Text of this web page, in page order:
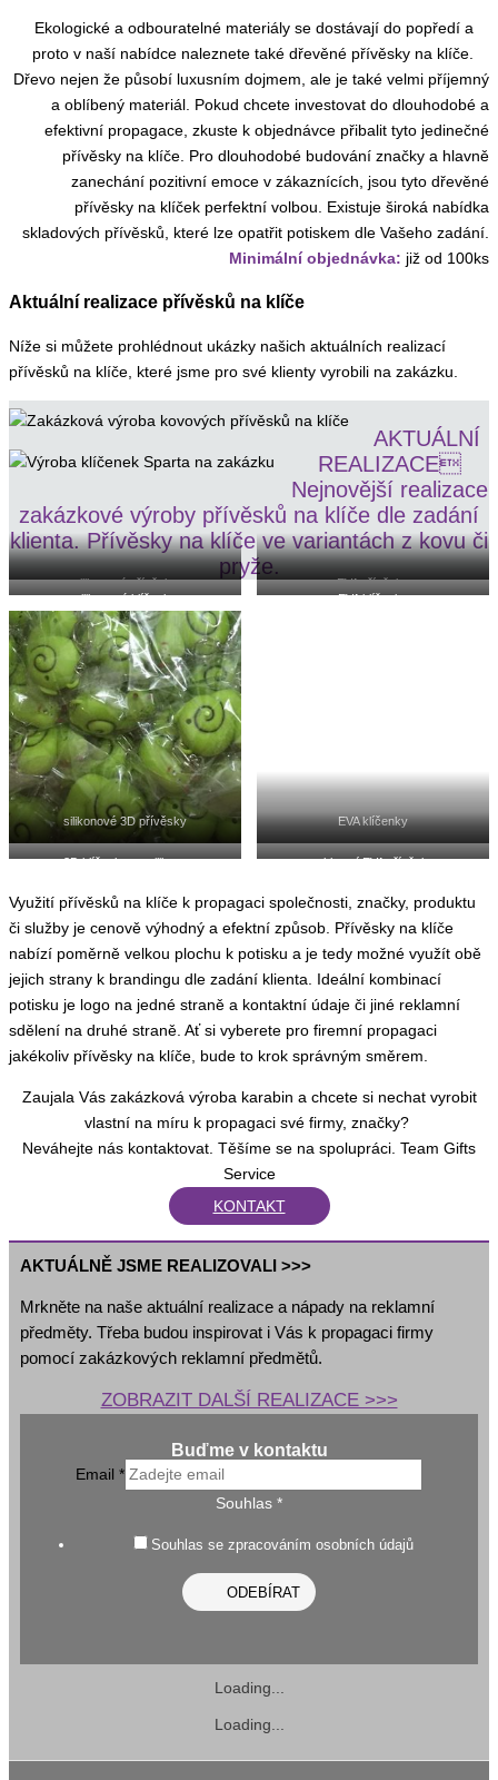
Ekologické a odbouratelné materiály se dostávají do popředí a
proto v naší nabídce naleznete také dřevěné přívěsky na klíče.
Dřevo nejen že působí luxusním dojmem, ale je také velmi příjemný
a oblíbený materiál. Pokud chcete investovat do dlouhodobé a
efektivní propagace, zkuste k objednávce přibalit tyto jedinečné
přívěsky na klíče. Pro dlouhodobé budování značky a hlavně
zanechání pozitivní emoce v zákaznících, jsou tyto dřevěné
přívěsky na klíček perfektní volbou. Existuje široká nabídka
skladových přívěsků, které lze opatřit potiskem dle Vašeho zadání.
Minimální objednávka: již od 100ks
Aktuální realizace přívěsků na klíče
Níže si můžete prohlédnout ukázky našich aktuálních realizací
přívěsků na klíče, které jsme pro své klienty vyrobili na zakázku.
AKTUÁLNÍ
REALIZACE
Nejnovější realizace
zakázkové výroby přívěsků na klíče dle zadání
klienta. Přívěsky na klíče ve variantách z kovu či
pryže.
silikonové přívěsky
EVA přívěsky
silikonové klíčenky
EVA klíčenky
silikonové 3D přívěsky EVA klíčenky
3D klíčenky ze silikonu reklamní EVA přívěsky
Využití přívěsků na klíče k propagaci společnosti, značky, produktu
či služby je cenově výhodný a efektní způsob. Přívěsky na klíče
nabízí poměrně velkou plochu k potisku a je tedy možné využít obě
jejich strany k brandingu dle zadání klienta. Ideální kombinací
potisku je logo na jedné straně a kontaktní údaje či jiné reklamní
sdělení na druhé straně. Ať si vyberete pro firemní propagaci
jakékoliv přívěsky na klíče, bude to krok správným směrem.
Zaujala Vás zakázková výroba karabin a chcete si nechat vyrobit
vlastní na míru k propagaci své firmy, značky?
Neváhejte nás kontaktovat. Těšíme se na spolupráci. Team Gifts
Service
KONTAKT
AKTUÁLNĚ JSME REALIZOVALI >>>
Mrkněte na naše aktuální realizace a nápady na reklamní
předměty. Třeba budou inspirovat i Vás k propagaci firmy
pomocí zakázkových reklamní předmětů.
ZOBRAZIT DALŠÍ REALIZACE >>>
Buďme v kontaktu
Email *
Souhlas *
Souhlas se zpracováním osobních údajů
ODEBÍRAT
Loading...
Loading...